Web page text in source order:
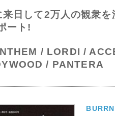
日して2万人の観衆
ート!
/ LORDI /
/ PANTERA